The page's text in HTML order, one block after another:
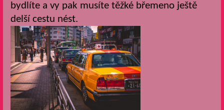
bydlíte a vy pak musíte těžké břemeno ještě
delší cestu nést.